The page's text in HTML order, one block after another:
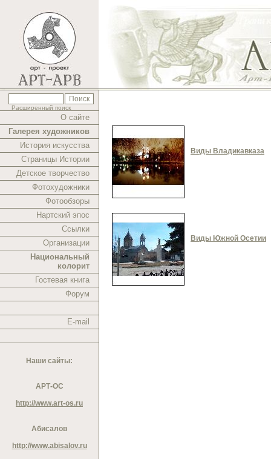
Расширенный поиск
О сайте
Галерея художников
История искусства
Страницы Истории
Детское творчество
Фотохудожники
Фотообзоры
Нартский эпос
Ссылки
Организации
Национальный
колорит
Гостевая книга
Форум
E-mail
Наши сайты:
АРТ-ОС
http://www.art-os.ru
Абисалов
http://www.abisalov.ru
Виды Владикавказа
Виды Южной Осетии